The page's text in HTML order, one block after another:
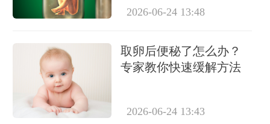
2026-06-24 13:48
取卵后便秘了怎么办？
专家教你快速缓解方法
2026-06-24 13:43